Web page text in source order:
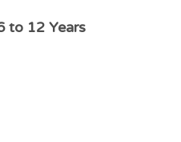
to 12 Years